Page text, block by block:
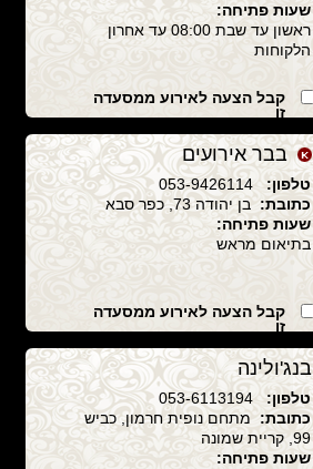
שעות פתיחה:
ראשון עד שבת 08:00 עד אחרון
הלקוחות
קבל הצעה לאירוע ממסעדה
זו
בבר אירועים
טלפון:053-9426114
כתובת: בן יהודה 73, כפר סבא
שעות פתיחה:
בתיאום מראש
קבל הצעה לאירוע ממסעדה
זו
בנג'ולינה
טלפון:053-6113194
כתובת: מתחם נופית חרמון, כביש
99, קריית שמונה
שעות פתיחה: